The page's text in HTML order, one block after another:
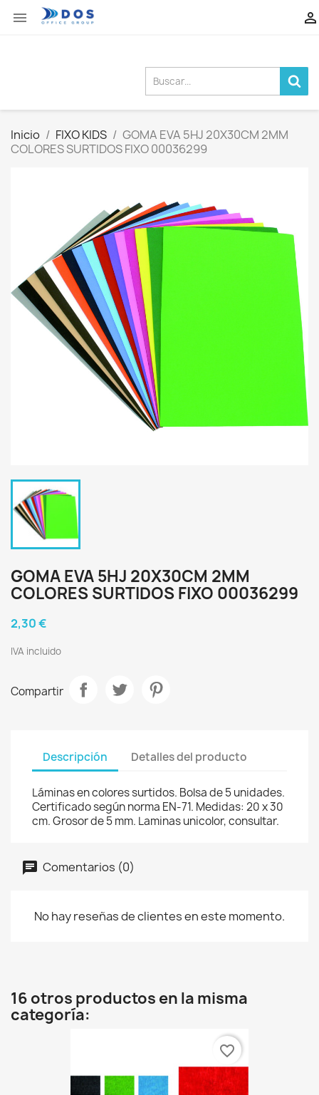
 
Inicio FIXO KIDS
GOMA EVA 5HJ 20X30CM 2MM
COLORES SURTIDOS FIXO 00036299
GOMA EVA 5HJ 20X30CM 2MM
COLORES SURTIDOS FIXO 00036299
2,30 €
IVA incluido
Compartir
Descripción Detalles del producto
Láminas en colores surtidos. Bolsa de 5 unidades.
Certificado según norma EN-71. Medidas: 20 x 30
cm. Grosor de 5 mm. Laminas unicolor, consultar.
Comentarios (0)
No hay reseñas de clientes en este momento.
16 otros productos en la misma
categoría:
favorite_border